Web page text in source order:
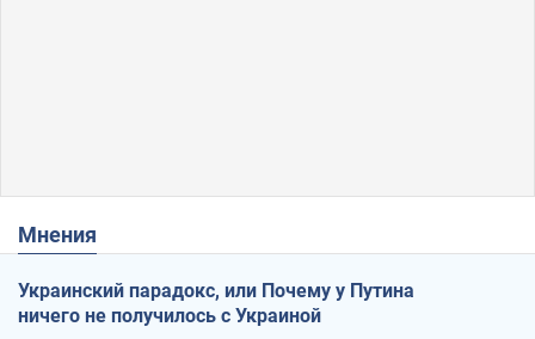
Мнения
Украинский парадокс, или Почему у Путина
ничего не получилось с Украиной